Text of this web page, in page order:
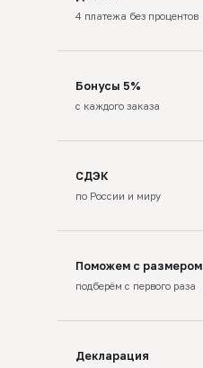
4 платежа без процентов
Бонусы 5%
с каждого заказа
СДЭК
по России и миру
Поможем с размером
подберём с первого раза
Декларация